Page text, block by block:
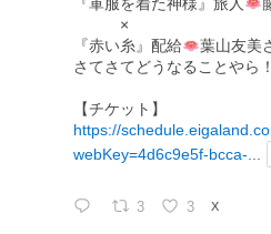
×
『赤い糸』配給
葉山友美
さてさてどうなることやら！
【チケット】
https://
webKey=4d6c9e5f-bcca-...
3 3 X